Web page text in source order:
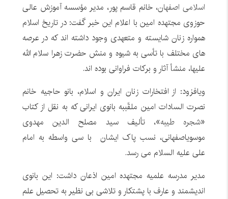
اسلامی اصفهان، خانم قاسم پور، مدیر مؤسسه آموزش عالی
حوزوی مجتهده امین با اعلام این خبر گفت: در تاریخ اسلام
همواره زنان شایسته و متعهدی وجود داشته ‌اند که در عرصه‌
های مختلف با تأسی به شیوه و منش حضرت زهرا سلام الله
علیها، منشأ آثار و برکات فراوانی بوده ‌اند.
ویافزود: از افتخارات زنان ایران و اسلام، بانو حاجیه خانم
نصرت ‏السادات امین ملقّببه بانوى ایرانى که به نقل از کتاب
«شجره طیبه»، تألیف سید مصلح الدین مهدوی
موسویاصفهانی، نسب پاک ایشان با سی واسطه به امام
علی علیه السلام می رسد.
مدیر مدرسه علمیه مجتهده امین اذعان داشت: این بانوی
اندیشمند و عارف با پشتکار و تلاشی بی نظیر به تحصیل علم